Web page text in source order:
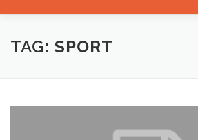
VELKOMMEN PRISER OG GRATIS
TAG: SPORT